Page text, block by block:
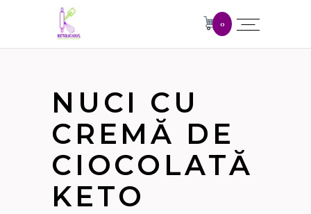
0
NUCI CU
CREMĂ DE
CIOCOLATĂ
KETO